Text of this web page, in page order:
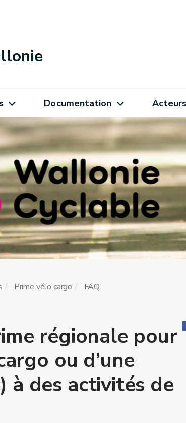
Documentation Acteurs
Prime vélo cargo FAQ
régionale pour
ou d’une
à des activités de